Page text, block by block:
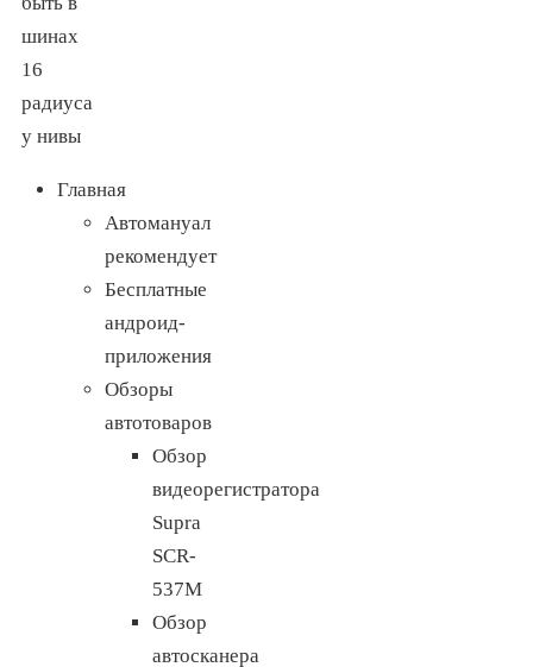
Главная
Автомануал
рекомендует
Бесплатные
андроид-
приложения
Обзоры
автотоваров
Обзор
видеорегистратора
Supra
SCR-
537M
Обзор
автосканера